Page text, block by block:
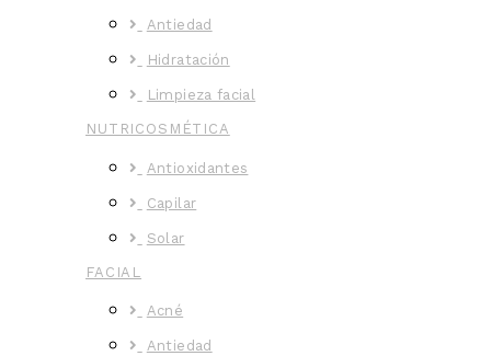
Antiedad
Hidratación
Limpieza facial
NUTRICOSMÉTICA
Antioxidantes
Capilar
Solar
FACIAL
Acné
Antiedad